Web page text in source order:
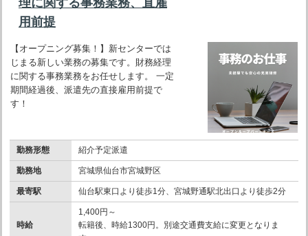
理に関する事務業務、直雇
用前提
【オープニング募集！】新センターでは
じまる新しい業務の募集です。財務経理
に関する事務業務をお任せします。 一定
期間経過後、派遣先の直接雇用前提で
す！
勤務形態 紹介予定派遣
勤務地 宮城県仙台市宮城野区
最寄駅 仙台駅東口より徒歩1分、宮城野通駅北出口より徒歩2分
時給
1,400円～
転籍後、時給1300円。別途交通費支給に変更となりま